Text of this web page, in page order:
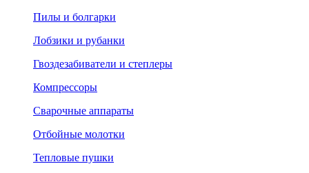
Пилы и болгарки
Лобзики и рубанки
Гвоздезабиватели и степлеры
Компрессоры
Сварочные аппараты
Отбойные молотки
Тепловые пушки